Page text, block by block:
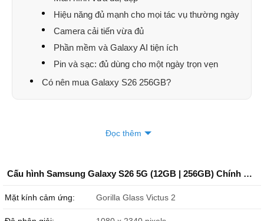
Hiệu năng đủ mạnh cho mọi tác vụ thường ngày
Camera cải tiến vừa đủ
Phần mềm và Galaxy AI tiện ích
Pin và sạc: đủ dùng cho một ngày trọn vẹn
Có nên mua Galaxy S26 256GB?
muốn một chiếc điện thoại cao cấp, kiểu dáng gọn nhẹ và phần
Đọc thêm
Cấu hình Samsung Galaxy S26 5G (12GB | 256GB) Chính Hãng
Mặt kính cảm ứng: Gorilla Glass Victus 2